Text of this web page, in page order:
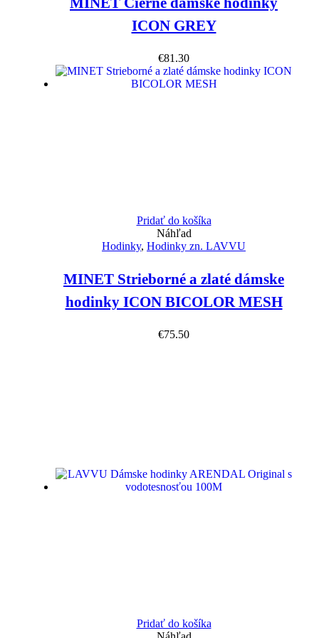
ICON GREY
€81.30
Pridať do košíka
Náhľad
Hodinky, Hodinky zn. LAVVU
MINET Strieborné a zlaté dámske
hodinky ICON BICOLOR MESH
€75.50
Pridať do košíka